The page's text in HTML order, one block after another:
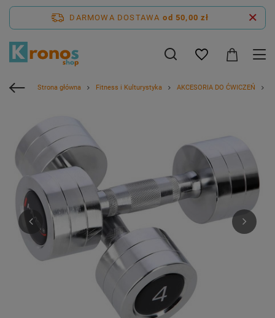
DARMOWA DOSTAWA od 50,00 zł
Strona główna Fitness i Kulturystyka AKCESORIA DO ĆWICZEŃ